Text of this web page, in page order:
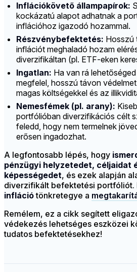
Inflációkövető állampapírok:
kockázatú alapot adhatnak a
inflációhoz igazodó hozammal.
Részvénybefektetés: Hosszú
inflációt meghaladó hozam
diverzifikáltan (pl. ETF-eken
Ingatlan: Ha van rá
megfelel, hosszú távon
magas költségekkel és az
Nemesfémek (pl. arany):
portfólióban diverzifikációs célt
feledd, hogy nem termelnek
erősen ingadozhat.
A legfontosabb lépés, hogy
pénzügyi helyzetedet, céljaidat
képességedet, és ezek alapján
diverzifikált befektetési portfóliót.
inflációtönkretegye a
Remélem, ez a cikk segített
védekezés lehetséges eszközei
tudatos befektetésekhez!